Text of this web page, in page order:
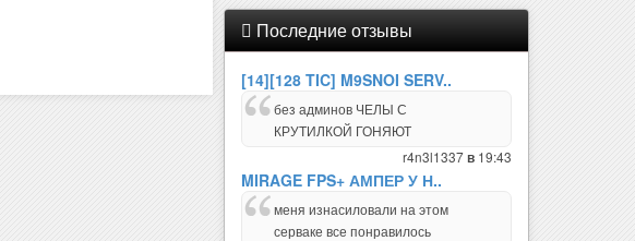
Последние отзывы
[14][128 TIC] M9SNOI SERV..
без админов ЧЕЛЫ С
КРУТИЛКОЙ ГОНЯЮТ
r4n3l1337в 19:43
MIRAGE FPS+ АМПЕР У Н..
меня изнасиловали на этом
серваке все понравилось